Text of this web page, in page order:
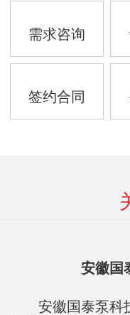
需求咨询
签约合同
安徽国
安徽国泰泵科技